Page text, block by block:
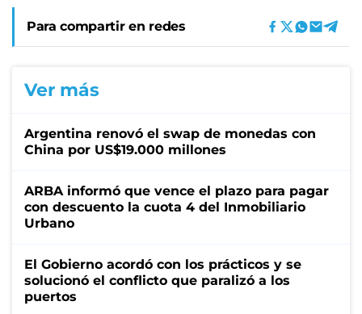
Para compartir en redes
Ver más
Argentina renovó el swap de monedas con
China por US$19.000 millones
ARBA informó que vence el plazo para pagar
con descuento la cuota 4 del Inmobiliario
Urbano
El Gobierno acordó con los prácticos y se
solucionó el conflicto que paralizó a los
puertos